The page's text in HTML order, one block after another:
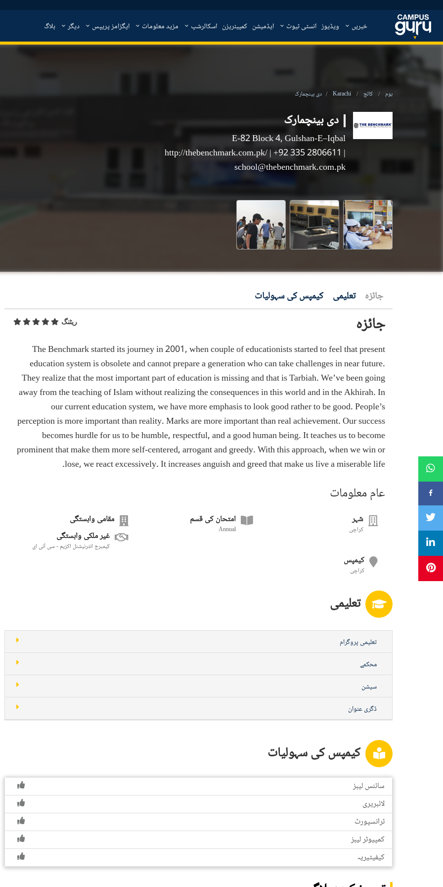
خبریں ویڈیوز انسٹی ٹیوٹ ایڈمیشن کمپیئریزن اسکالرشپ مزید معلومات ایگزامز پریپس دیگر بلاگ
ہوم کالج Karachi دی بینچمارک
دی بینچمارک
E-82 Block 4, Gulshan-E–Iqbal
http://thebenchmark.com.pk/| +92 335 2806611 |
school@thebenchmark.com.pk
جائزہ تعلیمی کیمپس کی سہولیات
جائزہ ریٹنگ
The Benchmark started its journey in 2001, when couple of educationists started to feel that present
education system is obsolete and cannot prepare a generation who can take challenges in near future.
They realize that the most important part of education is missing and that is Tarbiah. We’ve been going
away from the teaching of Islam without realizing the consequences in this world and in the Akhirah. In
our current education system, we have more emphasis to look good rather to be good. People’s
perception is more important than reality. Marks are more important than real achievement. Our success
becomes hurdle for us to be humble, respectful, and a good human being. It teaches us to become
prominent that make them more self-centered, arrogant and greedy. With this approach, when we win or
lose, we react excessively. It increases anguish and greed that make us live a miserable life.
عام معلومات
شہر
کراچی
امتحان کی قسم
Annual
مقامی وابستگی
غیر ملکی وابستگی
کیمبرج انٹرنیشنل اکزیم - سی آئی ای
کیمپس
کراچی
تعلیمی
تعلیمی پروگرام
محکمے
سیشن
ڈگری عنوان
کیمپس کی سہولیات
سائنس لیبز
لائبریری
ٹرانسپورٹ
کمپیوٹر لیبز
کیفیٹیریہ